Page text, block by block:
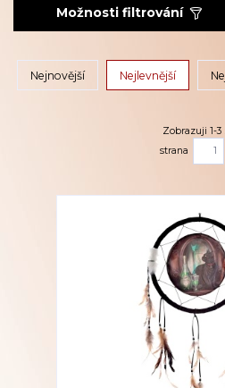
Možnosti filtrování
Nejnovější Nejlevnější
Zobrazuji 1-3
strana